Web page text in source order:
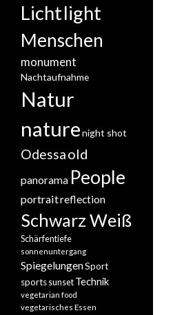
Lichtlight
Menschen
monument
Nachtaufnahme
Natur
naturenight shot
Odessaold
panorama People
portraitreflection
Schwarz Weiß
Schärfentiefe
sonnenuntergang
SpiegelungenSport
sports sunset Technik
vegetarian food
vegetarisches Essen